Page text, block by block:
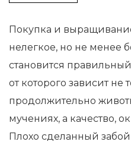
Покупка и
нелегкое, но не менее
становится
от которого зависит не
продолжительно
мучениях, а качество,
Плохо сделанный